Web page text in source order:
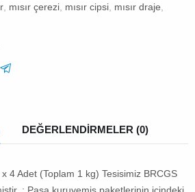
mısır çerezi mısır cipsi mısır draje
DEĞERLENDIRMELER (0)
x 4 Adet (Toplam 1 kg) Tesisimiz BRCGS
: Paşa kuruyemiş paketlerinin içindeki